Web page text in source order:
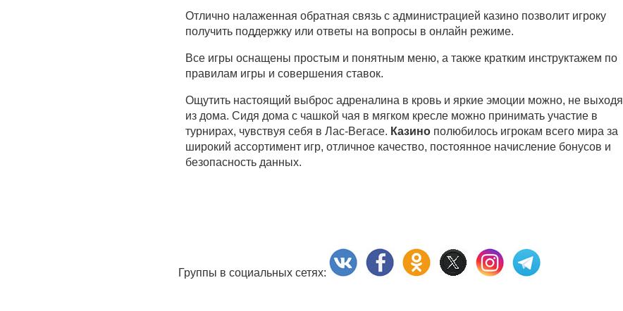
Отлично налаженная обратная связь с администрацией казино позволит игроку
получить поддержку или ответы на вопросы в онлайн режиме.
Все игры оснащены простым и понятным меню, а также кратким инструктажем по
правилам игры и совершения ставок.
Ощутить настоящий выброс адреналина в кровь и яркие эмоции можно, не выходя
из дома. Сидя дома с чашкой чая в мягком кресле можно принимать участие в
турнирах, чувствуя себя в Лас-Вегасе. Казино полюбилось игрокам всего мира за
широкий ассортимент игр, отличное качество, постоянное начисление бонусов и
безопасность данных.
Группы в социальных сетях: